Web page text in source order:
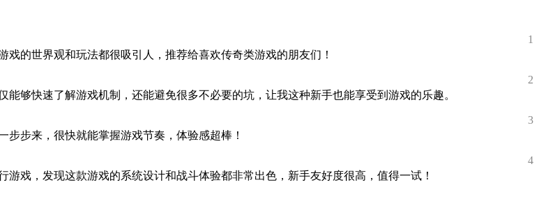
1
的世界观和玩法都很吸引人，推荐给喜欢传奇类游戏的朋友们！
2
够快速了解游戏机制，还能避免很多不必要的坑，让我这种新手也能享受到游戏的乐趣。
3
步来，很快就能掌握游戏节奏，体验感超棒！
4
戏，发现这款游戏的系统设计和战斗体验都非常出色，新手友好度很高，值得一试！